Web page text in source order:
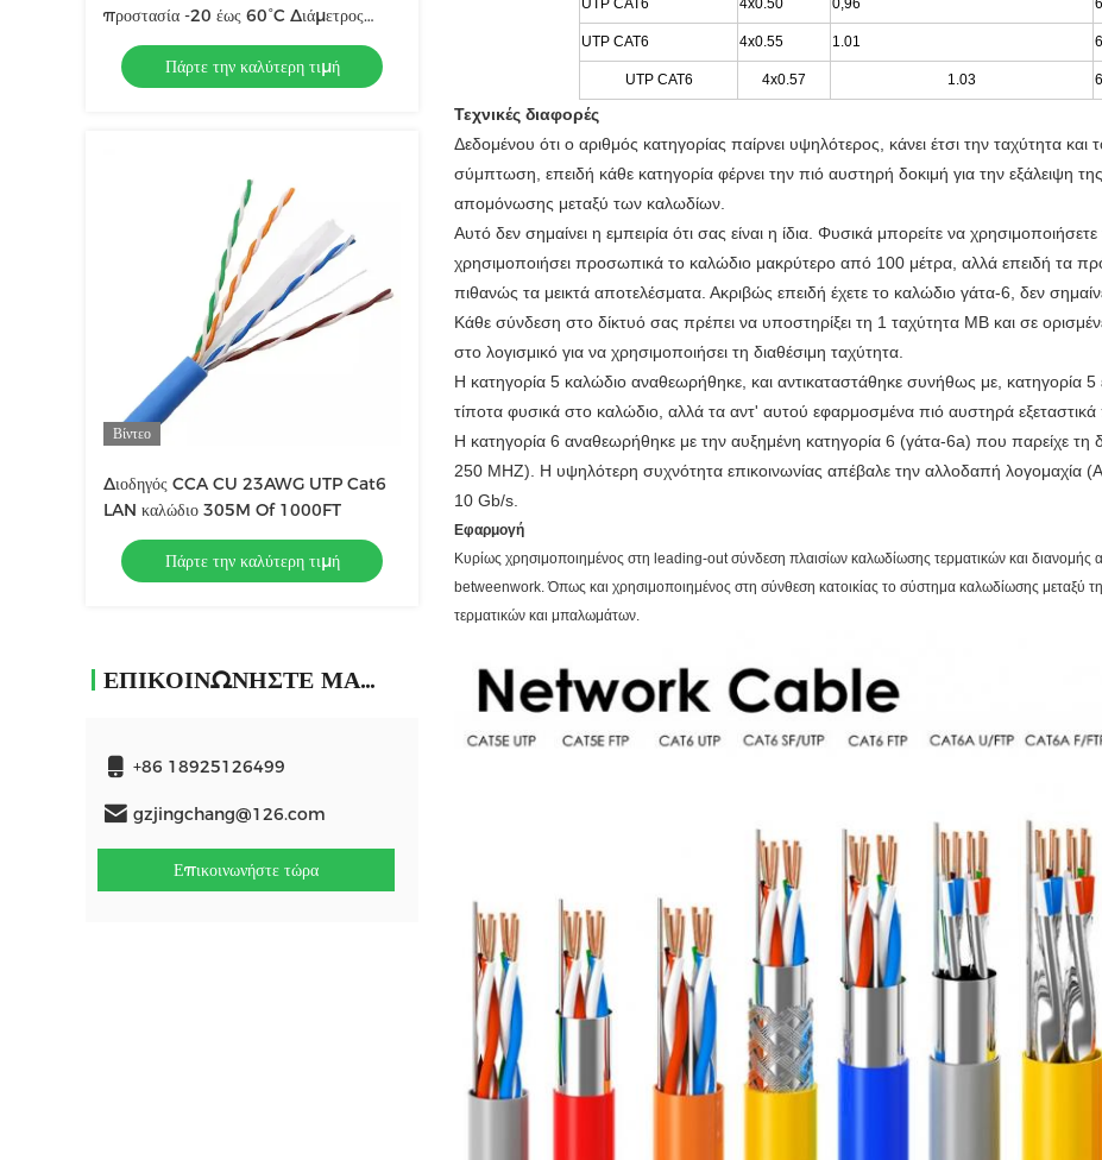
προστασία -20 έως 60°C Διάμετρος
καλωδίου 23 AWG
Πάρτε την καλύτερη τιμή
Βίντεο
Διοδηγός CCA CU 23AWG UTP Cat6
LAN καλώδιο 305M Of 1000FT
Πάρτε την καλύτερη τιμή
ΕΠΙΚΟΙΝΩΝΉΣΤΕ ΜΑΖΊ ΜΑΣ
+86 18925126499
gzjingchang@126.com
Επικοινωνήστε τώρα
UTP CAT6 4x0.50 0,96
UTP CAT6 4x0.55 1.01
UTP CAT6 4x0.57 1.03
Τεχνικές διαφορές
Δεδομένου ότι ο αριθμός κατηγορίας παίρνει υψηλότερος, κάνει έτσι την ταχύτητα και
σύμπτωση, επειδή κάθε κατηγορία φέρνει την πιό αυστηρή δοκιμή για την εξάλειψη
απομόνωσης μεταξύ των καλωδίων.
Αυτό δεν σημαίνει η εμπειρία ότι σας είναι η ίδια. Φυσικά μπορείτε να
χρησιμοποιήσει προσωπικά το καλώδιο μακρύτερο από 100 μέτρα, αλλά επειδή τα
πιθανώς τα μεικτά αποτελέσματα. Ακριβώς επειδή έχετε το καλώδιο γάτα-6, δεν
Κάθε σύνδεση στο δίκτυό σας πρέπει να υποστηρίξει τη 1 ταχύτητα ΜΒ και σε
στο λογισμικό για να χρησιμοποιήσει τη διαθέσιμη ταχύτητα.
Η κατηγορία 5 καλώδιο αναθεωρήθηκε, και αντικαταστάθηκε συνήθως με, κατηγορία
τίποτα φυσικά στο καλώδιο, αλλά τα αντ' αυτού εφαρμοσμένα πιό αυστηρά εξεταστικά
Η κατηγορία 6 αναθεωρήθηκε με την αυξημένη κατηγορία 6 (γάτα-6a) που παρείχε τη
250 MHZ). Η υψηλότερη συχνότητα επικοινωνίας απέβαλε την αλλοδαπή λογομαχία
10 Gb/s.
Εφαρμογή
Κυρίως χρησιμοποιημένος στη leading-out σύνδεση πλαισίων καλωδίωσης τερματικών και
betweenwork. Όπως και χρησιμοποιημένος στη σύνθεση κατοικίας το σύστημα καλωδίωσης μεταξύ
τερματικών και μπαλωμάτων.